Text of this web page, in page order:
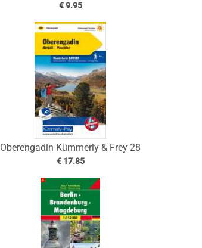
€ 9.95
Oberengadin Kümmerly & Frey 28
€ 17.85